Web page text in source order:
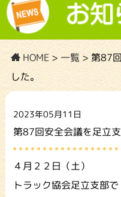
HOME> 一覧 > 第87
した。
2023年05月11日
第87回安全会議を足立
４月２２日（土）
トラック協会足立支部